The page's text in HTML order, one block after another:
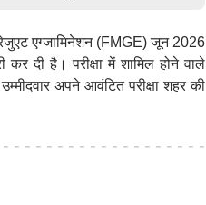
एग्जामिनेशन (FMGE) जून 2026
दी है। परीक्षा में शामिल होने वाले
अपने आवंटित परीक्षा शहर की